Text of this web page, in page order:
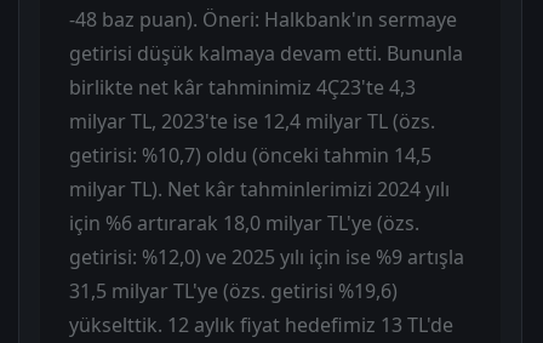
-48 baz puan). Öneri: Halkbank'ın sermaye
getirisi düşük kalmaya devam etti. Bununla
birlikte net kâr tahminimiz 4Ç23'te 4,3
milyar TL, 2023'te ise 12,4 milyar TL (özs.
getirisi: %10,7) oldu (önceki tahmin 14,5
milyar TL). Net kâr tahminlerimizi 2024 yılı
için %6 artırarak 18,0 milyar TL'ye (özs.
getirisi: %12,0) ve 2025 yılı için ise %9 artışla
31,5 milyar TL'ye (özs. getirisi %19,6)
yükselttik. 12 aylık fiyat hedefimiz 13 TL'de